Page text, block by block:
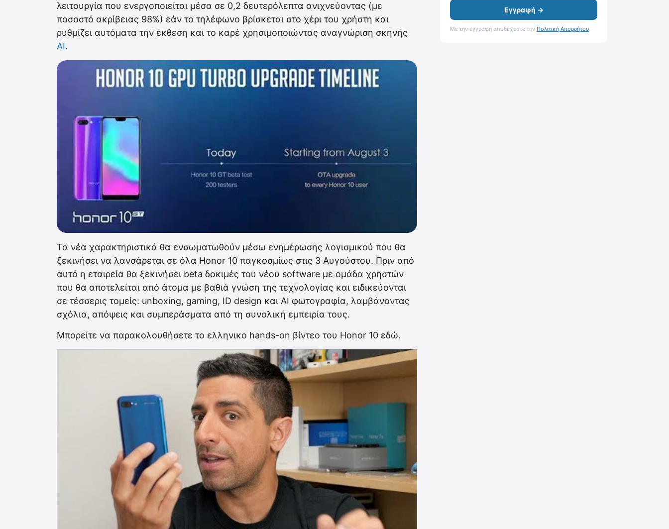
λειτουργία που ενεργοποιείται μέσα σε 0,2 δευτερόλεπτα ανιχνεύοντας (με
ποσοστό ακρίβειας 98%) εάν το τηλέφωνο βρίσκεται στο χέρι του χρήστη και
ρυθμίζει αυτόματα την έκθεση και το καρέ χρησιμοποιώντας αναγνώριση σκηνής
AI.
Τα νέα χαρακτηριστικά θα ενσωματωθούν μέσω ενημέρωσης λογισμικού που θα
ξεκινήσει να λανσάρεται σε όλα Honor 10 παγκοσμίως στις 3 Αυγούστου. Πριν από
αυτό η εταιρεία θα ξεκινήσει beta δοκιμές του νέου software με ομάδα χρηστών
που θα αποτελείται από άτομα με βαθιά γνώση της τεχνολογίας και ειδικεύονται
σε τέσσερις τομείς: unboxing, gaming, ID design και AI φωτογραφία, λαμβάνοντας
σχόλια, απόψεις και συμπεράσματα από τη συνολική εμπειρία τους.
Μπορείτε να παρακολουθήσετε το ελληνικο hands-on βίντεο του Honor 10 εδώ.
Εγγραφή →
Με την εγγραφή αποδέχεστε την Πολιτική Απορρήτου.